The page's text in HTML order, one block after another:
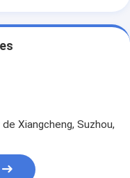
Xiangcheng, Suzhou,